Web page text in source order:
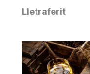
Lletraferit